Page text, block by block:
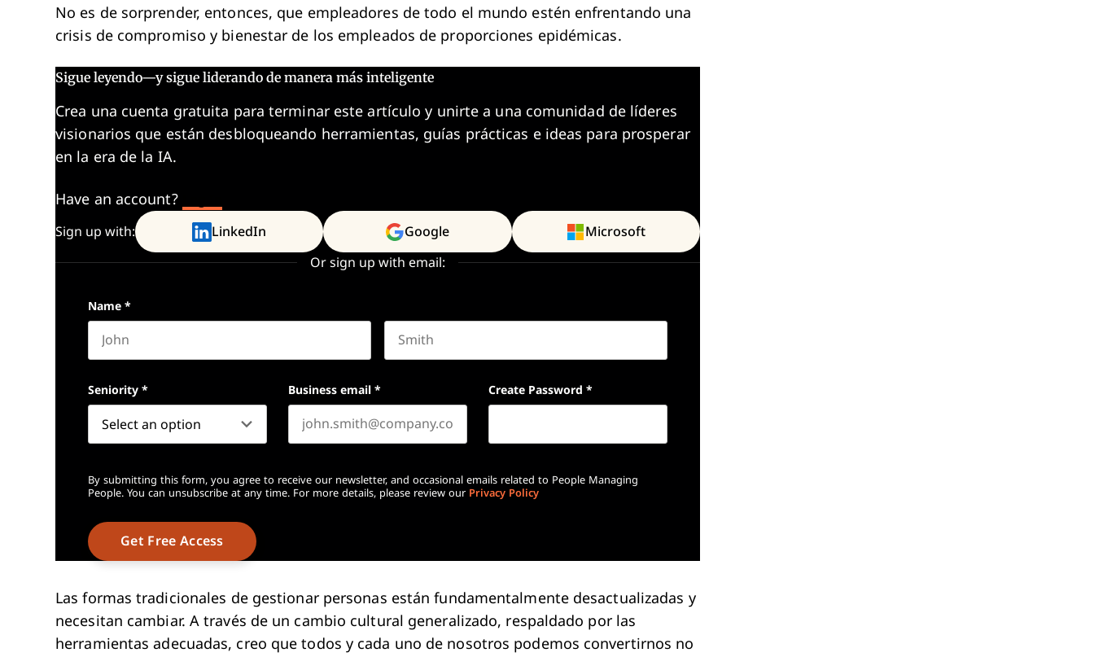
No es de sorprender, entonces, que empleadores de todo el mundo estén enfrentando una
crisis de compromiso y bienestar de los empleados de proporciones epidémicas.
Sigue leyendo—y sigue liderando de manera más inteligente
Crea una cuenta gratuita para terminar este artículo y unirte a una comunidad de líderes
visionarios que están desbloqueando herramientas, guías prácticas e ideas para prosperar
en la era de la IA.
Have an account?
Sign up with: LinkedIn Google Microsoft
Or sign up with email:
Name *
Seniority * Business email * Create Password *
By submitting this form, you agree to receive our newsletter, and occasional emails related to People Managing
People. You can unsubscribe at any time. For more details, please review our Privacy Policy
Las formas tradicionales de gestionar personas están fundamentalmente desactualizadas y
necesitan cambiar. A través de un cambio cultural generalizado, respaldado por las
herramientas adecuadas, creo que todos y cada uno de nosotros podemos convertirnos no